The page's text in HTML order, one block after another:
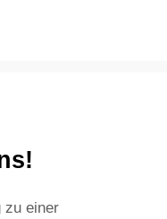
zu einer